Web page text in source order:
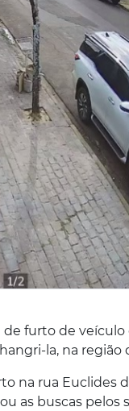
furto de
la, na
na rua Euclides
as buscas